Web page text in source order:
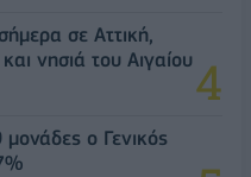
σε Αττική,
νησιά του Αιγαίου
ο Γενικός